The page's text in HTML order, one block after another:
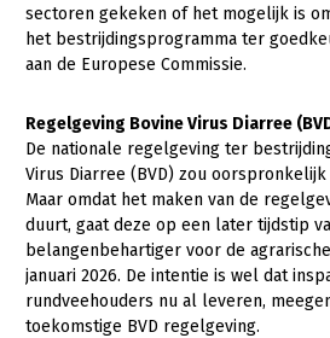
sectoren gekeken of het mogelijk is
het bestrijdingsprogramma ter
aan de Europese Commissie.
Regelgeving Bovine Virus Diarree
De nationale regelgeving ter
Virus Diarree (BVD) zou
Maar omdat het maken van de
duurt, gaat deze op een later tijdstip
belangenbehartiger voor de
januari 2026. De intentie is wel dat
rundveehouders nu al leveren,
toekomstige BVD regelgeving.